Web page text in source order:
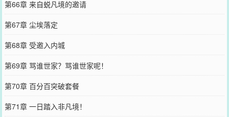
第66章 来自蜕凡境的邀请
第67章 尘埃落定
第68章 受邀入内城
第69章 骂谁世家？骂谁世家呢！
第70章 百分百突破套餐
第71章 一日踏入非凡境！